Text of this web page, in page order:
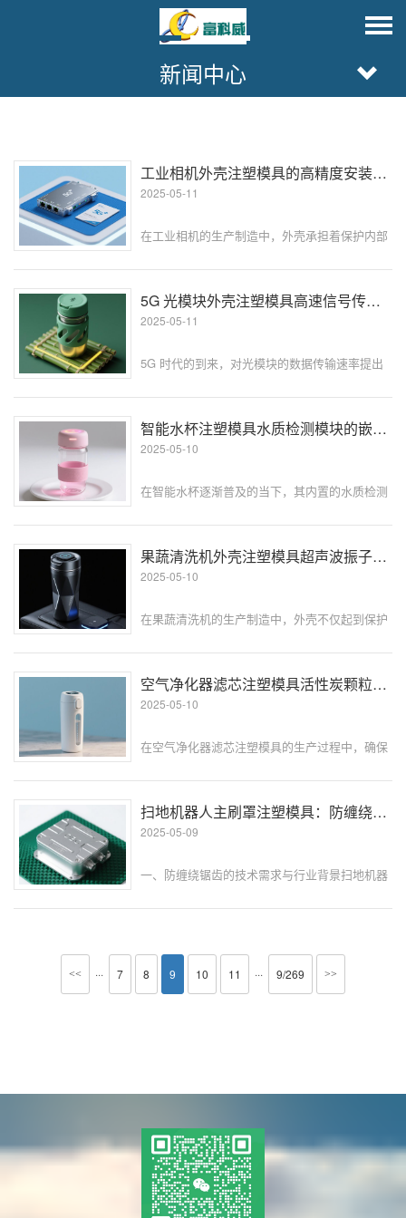
新闻中心
工业相机外壳注塑模具的高精度安装孔的模具坐标校正
2025-05-11
在工业相机的生产制造中，外壳承担着保护内部
装孔更是关键结构。这些安装孔用于固定镜头、
电路板等部件，其精度直接影响工业相机的整体
性能和装配质量。对于注塑模具而言···
5G 光模块外壳注塑模具高速信号传输的阻抗匹配设计
2025-05-11
5G 时代的到来，对光模块的数据传输速率提出
至上百 Gbps 时，哪怕是微小的阻抗变化，都可
能导致信号反射、衰减和畸变，严重影响通信质
量。而光模块外壳注塑模具···
智能水杯注塑模具水质检测模块的嵌件成型经验​
2025-05-10
在智能水杯逐渐普及的当下，其内置的水质检测
块作为嵌件融入注塑模具成型，并非简单的 “组
装”，从设计到生产的每个环节都暗藏门道。稍有
不慎，就可能出现检测失灵、模···
果蔬清洗机外壳注塑模具超声波振子的安装位成型​
2025-05-10
在果蔬清洗机的生产制造中，外壳不仅起到保护
量更是决定清洗效果的关键因素之一。超声波振
子通过高频振动产生空化效应，击碎果蔬表面污
渍，但如果安装位成型精度不足，会···
空气净化器滤芯注塑模具活性炭颗粒的均匀分散技巧​
2025-05-10
在空气净化器滤芯注塑模具的生产过程中，确保
直接关系到滤芯的吸附性能和整体质量。接下
来，我们深入探讨实现活性炭颗粒均匀分散的实
用技巧。原材料的选择与预处理活性炭···
扫地机器人主刷罩注塑模具：防缠绕锯齿的模具加工
2025-05-09
一、防缠绕锯齿的技术需求与行业背景扫地机器
在于主刷罩的防缠绕能力。随着 2025 年全球扫
的防缠绕锯齿设计从早···
<< ··· 7 8 9 10 11 ··· 9/269 >>